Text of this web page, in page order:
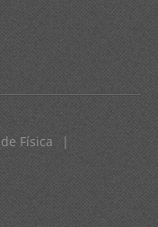
Física
|